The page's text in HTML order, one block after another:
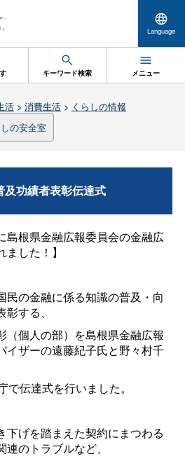
Language
キーワード検索 メニュー
活> 消費生活> くらしの情報
の安全室
功績者表彰伝達式
島根県金融広報委員会の金融広
した！】
民の金融に係る知識の普及・向
する、
（個人の部）を島根県金融広報
イザーの遠藤紀子氏と野々村千
伝達式を行いました。
下げを踏まえた契約にまつわる
のトラブルなど、